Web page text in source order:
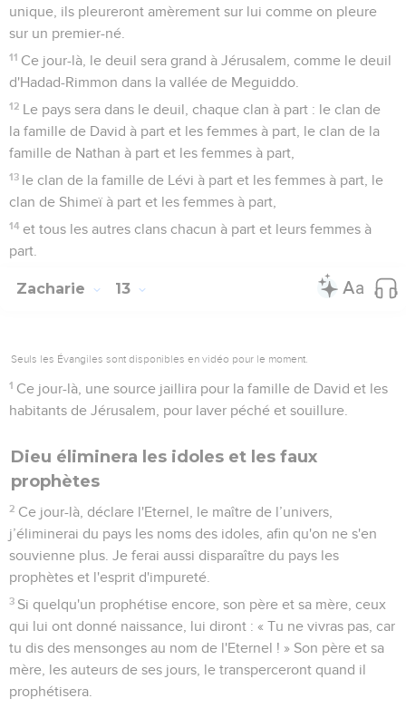
unique, ils pleureront amèrement sur lui comme on pleure
sur un premier-né.
11 Ce jour-là, le deuil sera grand à Jérusalem, comme le deuil
d'Hadad-Rimmon dans la vallée de Meguiddo.
12 Le pays sera dans le deuil, chaque clan à part : le clan de
la famille de David à part et les femmes à part, le clan de la
famille de Nathan à part et les femmes à part,
13 le clan de la famille de Lévi à part et les femmes à part, le
clan de Shimeï à part et les femmes à part,
14 et tous les autres clans chacun à part et leurs femmes à
part.
Zacharie 13
Seuls les Évangiles sont disponibles en vidéo pour le moment.
1 Ce jour-là, une source jaillira pour la famille de David et les
habitants de Jérusalem, pour laver péché et souillure.
Dieu éliminera les idoles et les faux
prophètes
2 Ce jour-là, déclare l'Eternel, le maître de l’univers,
j’éliminerai du pays les noms des idoles, afin qu'on ne s'en
souvienne plus. Je ferai aussi disparaître du pays les
prophètes et l'esprit d'impureté.
3 Si quelqu'un prophétise encore, son père et sa mère, ceux
qui lui ont donné naissance, lui diront : « Tu ne vivras pas, car
tu dis des mensonges au nom de l'Eternel ! » Son père et sa
mère, les auteurs de ses jours, le transperceront quand il
prophétisera.